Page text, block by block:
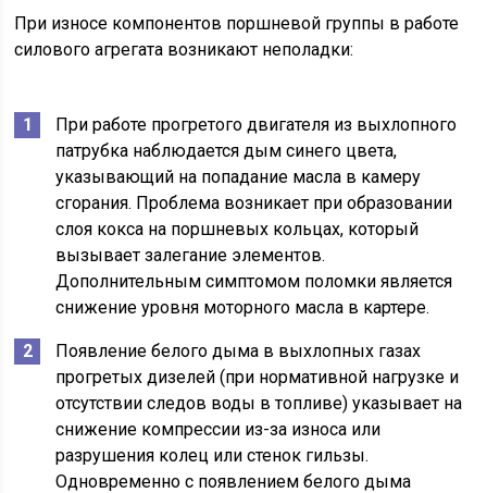
При износе компонентов поршневой группы в работе
силового агрегата возникают неполадки:
При работе прогретого двигателя из выхлопного
патрубка наблюдается дым синего цвета,
указывающий на попадание масла в камеру
сгорания. Проблема возникает при образовании
слоя кокса на поршневых кольцах, который
вызывает залегание элементов.
Дополнительным симптомом поломки является
снижение уровня моторного масла в картере.
Появление белого дыма в выхлопных газах
прогретых дизелей (при нормативной нагрузке и
отсутствии следов воды в топливе) указывает на
снижение компрессии из-за износа или
разрушения колец или стенок гильзы.
Одновременно с появлением белого дыма